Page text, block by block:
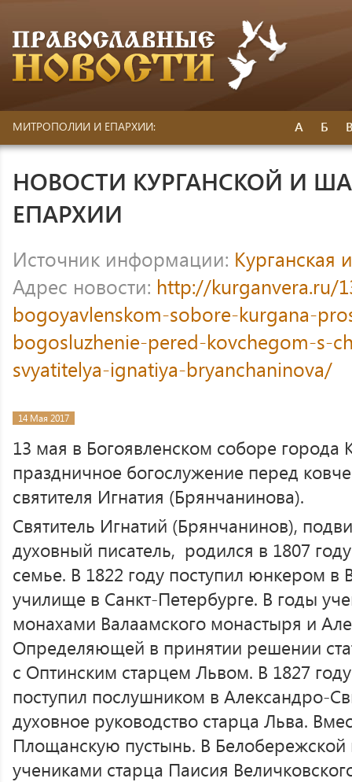
МИТРОПОЛИИ И ЕПАРХИИ: А Б
НОВОСТИ КУРГАНСКОЙ И
ЕПАРХИИ
Источник информации: Курганская
Адрес новости: http://kurganvera.ru/
bogoyavlenskom-sobore-kurgana-
bogosluzhenie-pered-kovchegom-s-
svyatitelya-ignatiya-bryanchaninova/
14 Мая 2017
13 мая в Богоявленском соборе города
праздничное богослужение перед
святителя Игнатия (Брянчанинова).
Святитель Игнатий (Брянчанинов),
духовный писатель, родился в 1807
семье. В 1822 году поступил юнкером
училище в Санкт-Петербурге. В годы
монахами Валаамского монастыря и
Определяющей в принятии решении
с Оптинским старцем Львом. В 1827
поступил послушником в Александро-
духовное руководство старца Льва.
Площанскую пустынь. В Белобережской
учениками старца Паисия